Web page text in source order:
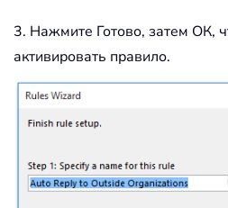
3. Нажмите Готово, затем ОК,
активировать правило.